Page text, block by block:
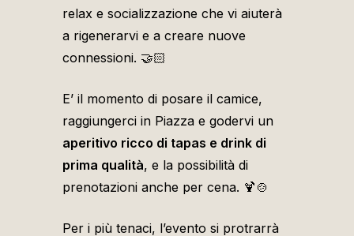
relax e socializzazione che vi aiuterà
a rigenerarvi e a creare nuove
connessioni. 🤝🏻
E’ il momento di posare il camice,
raggiungerci in Piazza e godervi un
aperitivo ricco di tapas e drink di
prima qualità, e la possibilità di
prenotazioni anche per cena. 🍹🍲
Per i più tenaci, l’evento si protrarrà